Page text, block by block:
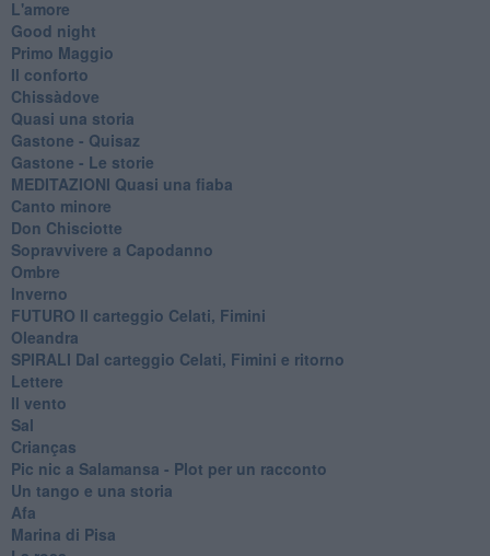
L'amore
Good night
Primo Maggio
Il conforto
Chissàdove
Quasi una storia
Gastone - Quisaz
Gastone - Le storie
MEDITAZIONI Quasi una fiaba
Canto minore
Don Chisciotte
Sopravvivere a Capodanno
Ombre
Inverno
FUTURO Il carteggio Celati, Fimini
Oleandra
SPIRALI Dal carteggio Celati, Fimini e ritorno
Lettere
Il vento
Sal
Crianças
Pic nic a Salamansa - Plot per un racconto
Un tango e una storia
Afa
Marina di Pisa